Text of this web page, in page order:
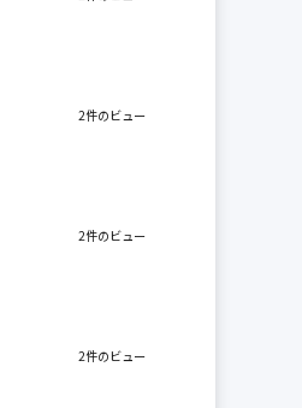
2件のビュー
2件のビュー
2件のビュー